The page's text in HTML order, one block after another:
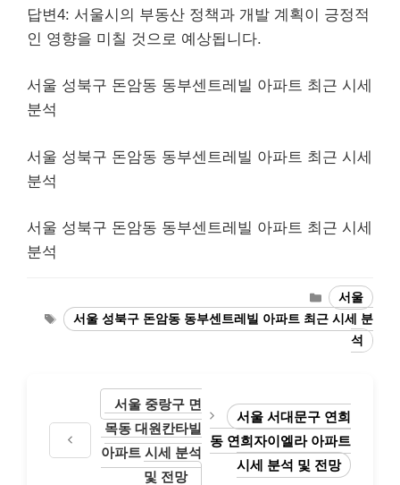
답변4: 서울시의 부동산 정책과 개발 계획이 긍정적
인 영향을 미칠 것으로 예상됩니다.
서울 성북구 돈암동 동부센트레빌 아파트 최근 시세
분석
서울 성북구 돈암동 동부센트레빌 아파트 최근 시세
분석
서울 성북구 돈암동 동부센트레빌 아파트 최근 시세
분석
Categories
서울
Tags
서울 성북구 돈암동 동부센트레빌 아파트 최근 시세 분
석
서울 중랑구 면
목동 대원칸타빌
아파트 시세 분석
및 전망
서울 서대문구 연희
동 연희자이엘라 아파트
시세 분석 및 전망